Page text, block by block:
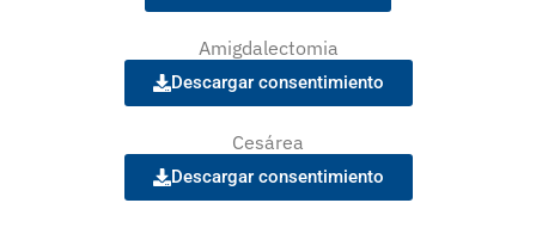
Amigdalectomia
Descargar consentimiento
Cesárea
Descargar consentimiento